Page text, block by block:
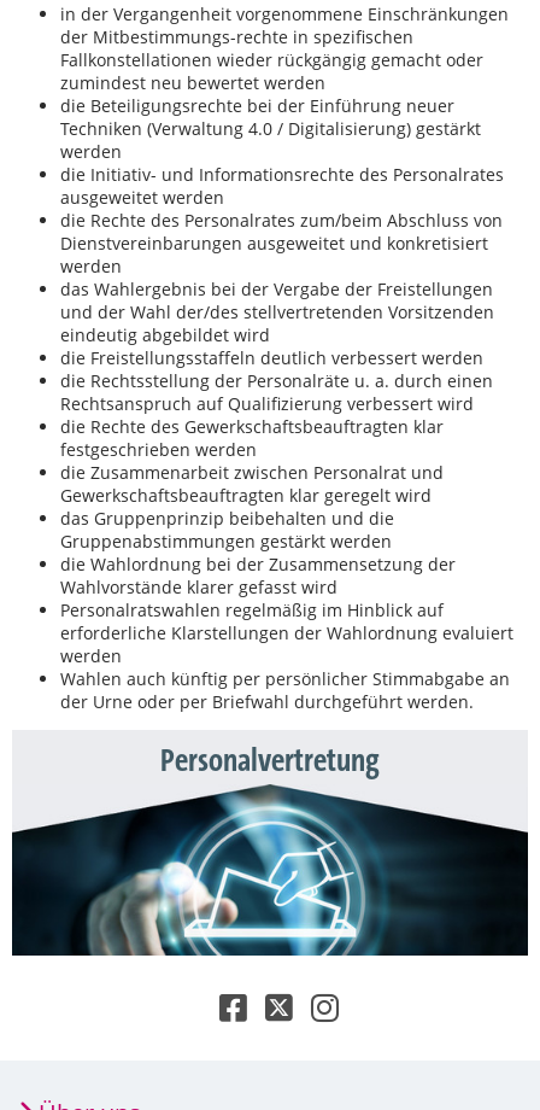
in der Vergangenheit vorgenommene Einschränkungen
der Mitbestimmungs-rechte in spezifischen
Fallkonstellationen wieder rückgängig gemacht oder
zumindest neu bewertet werden
die Beteiligungsrechte bei der Einführung neuer
Techniken (Verwaltung 4.0 / Digitalisierung) gestärkt
werden
die Initiativ- und Informationsrechte des Personalrates
ausgeweitet werden
die Rechte des Personalrates zum/beim Abschluss von
Dienstvereinbarungen ausgeweitet und konkretisiert
werden
das Wahlergebnis bei der Vergabe der Freistellungen
und der Wahl der/des stellvertretenden Vorsitzenden
eindeutig abgebildet wird
die Freistellungsstaffeln deutlich verbessert werden
die Rechtsstellung der Personalräte u. a. durch einen
Rechtsanspruch auf Qualifizierung verbessert wird
die Rechte des Gewerkschaftsbeauftragten klar
festgeschrieben werden
die Zusammenarbeit zwischen Personalrat und
Gewerkschaftsbeauftragten klar geregelt wird
das Gruppenprinzip beibehalten und die
Gruppenabstimmungen gestärkt werden
die Wahlordnung bei der Zusammensetzung der
Wahlvorstände klarer gefasst wird
Personalratswahlen regelmäßig im Hinblick auf
erforderliche Klarstellungen der Wahlordnung evaluiert
werden
Wahlen auch künftig per persönlicher Stimmabgabe an
der Urne oder per Briefwahl durchgeführt werden.
Personalvertretung